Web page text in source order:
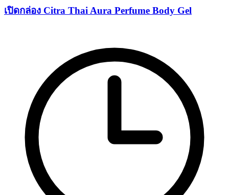
เปิดกล่อง Citra Thai Aura Perfume Body Gel​